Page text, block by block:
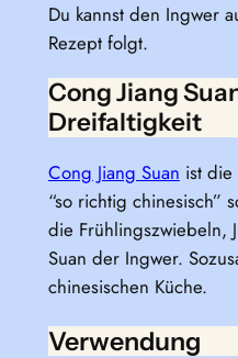
Du kannst den Ingwer
Rezept folgt.
Cong Jiang
Dreifaltigkeit
Cong Jiang Suan ist die
“so richtig chinesisch”
die Frühlingszwiebeln,
Suan der Ingwer.
chinesischen Küche.
Verwendung